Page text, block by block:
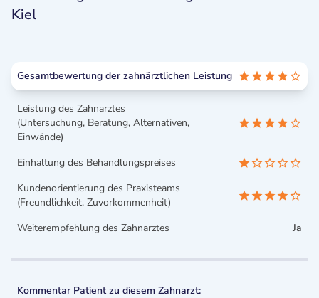
Kiel
Gesamtbewertung der zahnärztlichen Leistung
Leistung des Zahnarztes
(Untersuchung, Beratung, Alternativen,
Einwände)
Einhaltung des Behandlungspreises
Kundenorientierung des Praxisteams
(Freundlichkeit, Zuvorkommenheit)
Weiterempfehlung des Zahnarztes
Ja
Kommentar Patient zu diesem Zahnarzt: